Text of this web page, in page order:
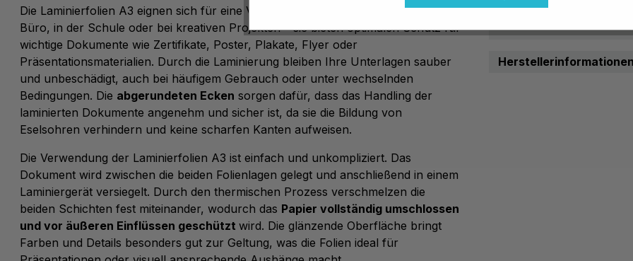
Die Laminierfolien A3 eignen sich für eine Vielzahl von Anwendungen. Ob im
Büro, in der Schule oder bei kreativen Projekten – sie bieten optimalen Schutz für
wichtige Dokumente wie Zertifikate, Poster, Plakate, Flyer oder
Präsentationsmaterialien. Durch die Laminierung bleiben Ihre Unterlagen sauber
und unbeschädigt, auch bei häufigem Gebrauch oder unter wechselnden
Bedingungen. Die abgerundeten Ecken sorgen dafür, dass das Handling der
laminierten Dokumente angenehm und sicher ist, da sie die Bildung von
Eselsohren verhindern und keine scharfen Kanten aufweisen.
Die Verwendung der Laminierfolien A3 ist einfach und unkompliziert. Das
Dokument wird zwischen die beiden Folienlagen gelegt und anschließend in einem
Laminiergerät versiegelt. Durch den thermischen Prozess verschmelzen die
beiden Schichten fest miteinander, wodurch das Papier vollständig umschlossen
und vor äußeren Einflüssen geschützt wird. Die glänzende Oberfläche bringt
Farben und Details besonders gut zur Geltung, was die Folien ideal für